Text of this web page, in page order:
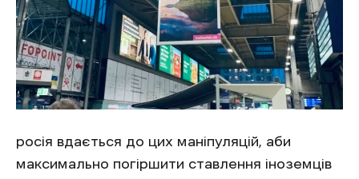
росія вдається до цих маніпуляцій, аби
максимально погіршити ставлення іноземців